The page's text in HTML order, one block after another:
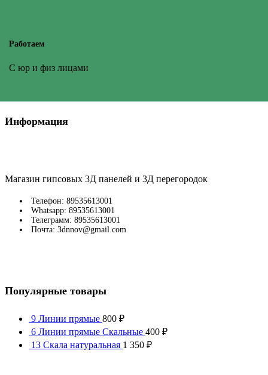
Работаем
С юр и физ лицами
Информация
Магазин гипсовых 3Д панелей и 3Д перегородок
Телефон: 89535613001
Whatsapp: 89535613001
Телеграмм: 89535613001
Почта: 3dnnov@gmail.com
Популярные товары
9 Линии прямые 800 ₽
6 Линии прямые Скальные 400 ₽
13 Скала натуральная 1 350 ₽